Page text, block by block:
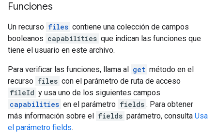
Funciones
Un recurso files contiene una colección de campos
booleanos capabilities que indican las funciones que
tiene el usuario en este archivo.
Para verificar las funciones, llama al get método en el
recurso files con el parámetro de ruta de acceso
fileId y usa uno de los siguientes campos
capabilities en el parámetro fields . Para obtener
más información sobre el fields parámetro, consulta Usa
el parámetro fields.